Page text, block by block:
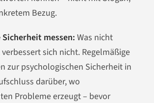
Bezug.
messen: Was nicht
sich nicht. Regelmäßige
zur psychologischen Sicherheit in
darüber, wo
Probleme erzeugt – bevor